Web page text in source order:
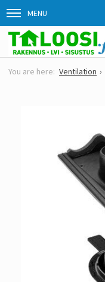
MENU
Ventilation